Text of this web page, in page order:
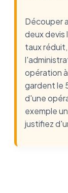
Découper
deux devis
taux
opération
gardent le
d'une
exemple
justifiez